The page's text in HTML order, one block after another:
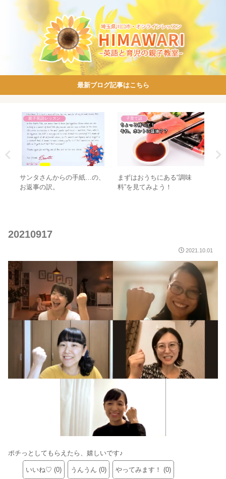
最新ブログ記事はこちら
親子英語レッスン
サンタさんからの手紙…の、
お返事の訳。
子育て話
まずはおうちにある“調味
料”を見てみよう！
20210917
2021.10.01
ポチっとしてもらえたら、嬉しいです♪
いいね♡ (0) うんうん (0) やってみます！ (0)